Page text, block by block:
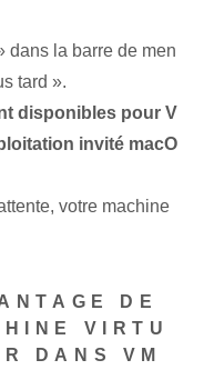
dans la barre de men
tard ».
disponibles pour V
invité macO
votre machine
DE
VIRTU
DANS VM